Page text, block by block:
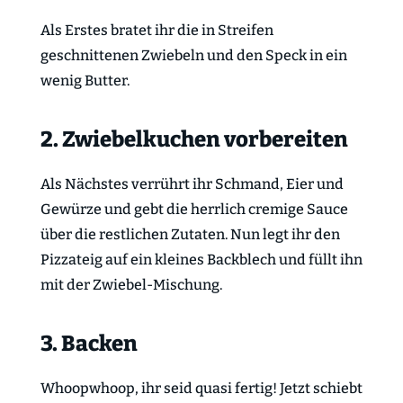
Als Erstes bratet ihr die in Streifen
geschnittenen Zwiebeln und den Speck in ein
wenig Butter.
2. Zwiebelkuchen vorbereiten
Als Nächstes verrührt ihr Schmand, Eier und
Gewürze und gebt die herrlich cremige Sauce
über die restlichen Zutaten. Nun legt ihr den
Pizzateig auf ein kleines Backblech und füllt ihn
mit der Zwiebel-Mischung.
3. Backen
Whoopwhoop, ihr seid quasi fertig! Jetzt schiebt